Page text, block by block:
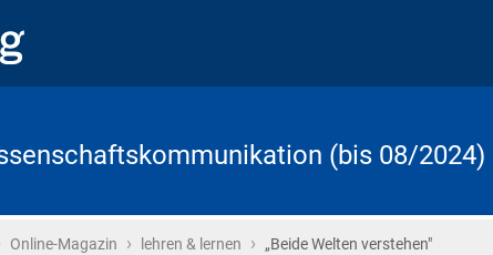
(bis 08/2024)
Online-Magazin › lehren & lernen › „Beide Welten verstehen"